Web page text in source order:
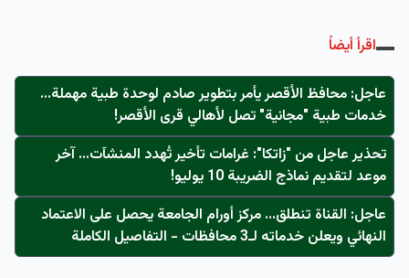
اقرأ أيضاً
عاجل: محافظ الأقصر يأمر بتطوير صادم لوحدة طبية مهملة...
خدمات طبية "مجانية" تصل لأهالي قرى الأقصر!
تحذير عاجل من "زاتكا": غرامات تأخير تُهدد المنشآت… آخر
موعد لتقديم نماذج الضريبة 10 يوليو!
عاجل: القناة تنطلق... مركز أورام الجامعة يحصل على الاعتماد
النهائي ويعلن خدماته لـ3 محافظات - التفاصيل الكاملة